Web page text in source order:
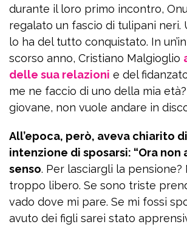
durante il loro primo incontro,
regalato un fascio di tulipani neri.
lo ha del tutto conquistato. In
scorso anno, Cristiano Malgioglio
delle sua relazioni e del
me ne faccio di uno della mia
giovane, non vuole andare in
All’epoca, però, aveva chiarito
intenzione di sposarsi: “Ora non
senso. Per lasciargli la pensione?
troppo libero. Se sono triste
vado dove mi pare. Se mi fossi
avuto dei figli sarei stato